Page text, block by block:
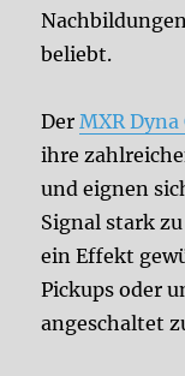
beliebt.
Der MXR Dyna
ihre
und eignen
Signal stark
ein Effekt
Pickups oder
angeschaltet